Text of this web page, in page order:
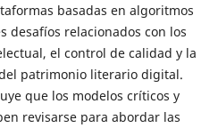
basadas en algoritmos
desafíos relacionados con los
el control de calidad y la
patrimonio literario digital.
que los modelos críticos y
revisarse para abordar las